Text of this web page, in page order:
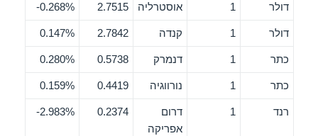
דולר 1 אוסטרליה 2.7515
0.268%-
דולר 1 קנדה 2.7842
0.147%
כתר 1 דנמרק 0.5738
0.280%
כתר 1 נורווגיה 0.4419
0.159%
רנד 1
דרום
אפריקה
0.2374
2.983%-